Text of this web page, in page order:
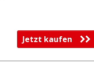
Jetzt kaufen